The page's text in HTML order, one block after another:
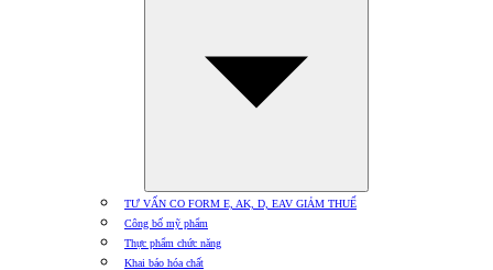
TƯ VẤN CO FORM E, AK, D, EAV GIẢM THUẾ
Công bố mỹ phẩm
Thực phẩm chức năng
Khai báo hóa chất